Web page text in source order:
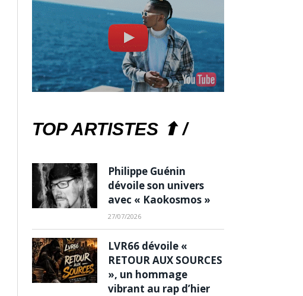
TOP ARTISTES ⬆ /
Philippe Guénin
dévoile son univers
avec « Kaokosmos »
27/07/2026
LVR66 dévoile «
RETOUR AUX SOURCES
», un hommage
vibrant au rap d’hier